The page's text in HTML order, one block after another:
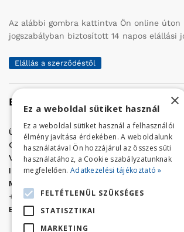
Az alábbi gombra kattintva Ön online úton
jogszabályban biztosított 14 napos elállási
Elállás a szerződéstől
Elérhetőség
Üzletünk címe:
Szolnok, Vércse út 17.
Golf Center Áruház:06 (56) 423-324
VÁR-Kert Áruház: 06 (56) 429-771
Iroda:06 (56) 421-857
Megrendelés, termék információ:
+36 (70) 938-3356
E-mail:
golfaruhaz@gmail.com
×
Ez a weboldal sütiket használ
Ez a weboldal sütiket használ a felhasználói
élmény javítása érdekében. A weboldalunk
használatával Ön hozzájárul az összes süti
használatához, a Cookie szabályzatunknak
megfelelően. Adatkezelési tájékoztató »
FELTÉTLENÜL SZÜKSÉGES
STATISZTIKAI
MARKETING